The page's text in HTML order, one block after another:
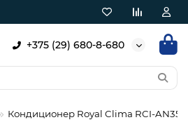
+375 (29) 680-8-680
Кондиционер Royal Clima RCI-